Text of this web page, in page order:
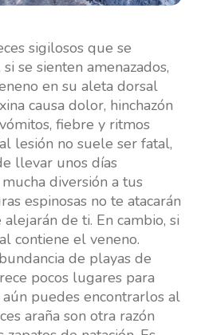
sigilosos que se
se sienten amenazados,
en su aleta dorsal
causa dolor, hinchazón
fiebre y ritmos
lesión no suele ser fatal,
llevar unos días
diversión a tus
espinosas no te atacarán
de ti. En cambio, si
contiene el veneno.
de playas de
pocos lugares para
puedes encontrarlos al
araña son otra razón